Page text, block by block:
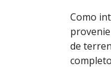
Como
de